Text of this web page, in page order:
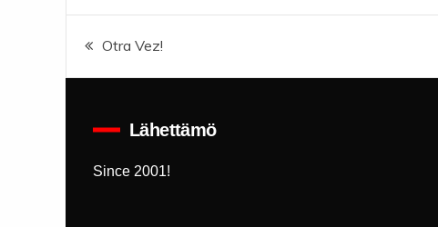
Artikkelien
selaus
Otra Vez!
Lähettämö
Since 2001!